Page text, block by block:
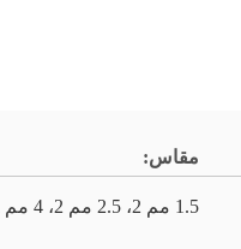
مقاس:
1.5 مم 2، 2.5 مم 2، 4 مم 2، 6 مم 2